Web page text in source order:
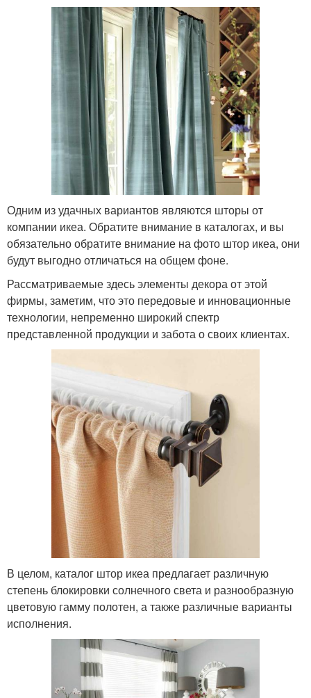
Одним из удачных вариантов являются шторы от
компании икеа. Обратите внимание в каталогах, и вы
обязательно обратите внимание на фото штор икеа, они
будут выгодно отличаться на общем фоне.
Рассматриваемые здесь элементы декора от этой
фирмы, заметим, что это передовые и инновационные
технологии, непременно широкий спектр
представленной продукции и забота о своих клиентах.
В целом, каталог штор икеа предлагает различную
степень блокировки солнечного света и разнообразную
цветовую гамму полотен, а также различные варианты
исполнения.